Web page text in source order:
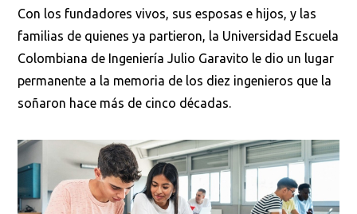
Con los fundadores vivos, sus esposas e hijos, y las
familias de quienes ya partieron, la Universidad Escuela
Colombiana de Ingeniería Julio Garavito le dio un lugar
permanente a la memoria de los diez ingenieros que la
soñaron hace más de cinco décadas.